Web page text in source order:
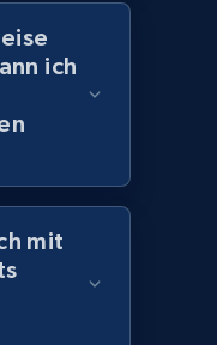
anfangen
-
search
Initial
count, and
ich
mit